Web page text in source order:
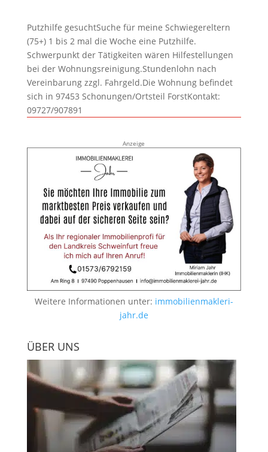
Putzhilfe gesuchtSuche für meine Schwiegereltern
(75+) 1 bis 2 mal die Woche eine Putzhilfe.
Schwerpunkt der Tätigkeiten wären Hilfestellungen
bei der Wohnungsreinigung.Stundenlohn nach
Vereinbarung zzgl. Fahrgeld.Die Wohnung befindet
sich in 97453 Schonungen/Ortsteil ForstKontakt:
09727/907891
Anzeige
Weitere Informationen unter: immobilienmakleri-
jahr.de
ÜBER UNS